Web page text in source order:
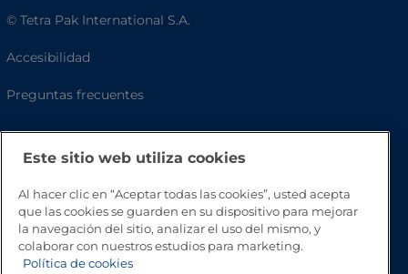
© Tetra Pak International S.A.
Accesibilidad
Preguntas frecuentes
Este sitio web utiliza cookies
Al hacer clic en “Aceptar todas las cookies”, usted acepta
que las cookies se guarden en su dispositivo para mejorar
la navegación del sitio, analizar el uso del mismo, y
colaborar con nuestros estudios para marketing.
Política de cookies